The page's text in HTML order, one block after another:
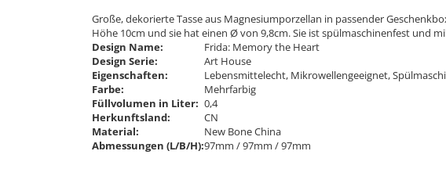
Große, dekorierte Tasse aus Magnesiumporzellan in passender
Höhe 10cm und sie hat einen Ø von 9,8cm. Sie ist spülmaschinenfest und
Design Name:
Frida: Memory the Heart
Design Serie:
Art House
Eigenschaften:
Lebensmittelecht, Mikrowellengeeignet,
Farbe:
Mehrfarbig
Füllvolumen in Liter: 0,4
Herkunftsland:
CN
Material:
New Bone China
Abmessungen (L/B/H):97mm / 97mm / 97mm